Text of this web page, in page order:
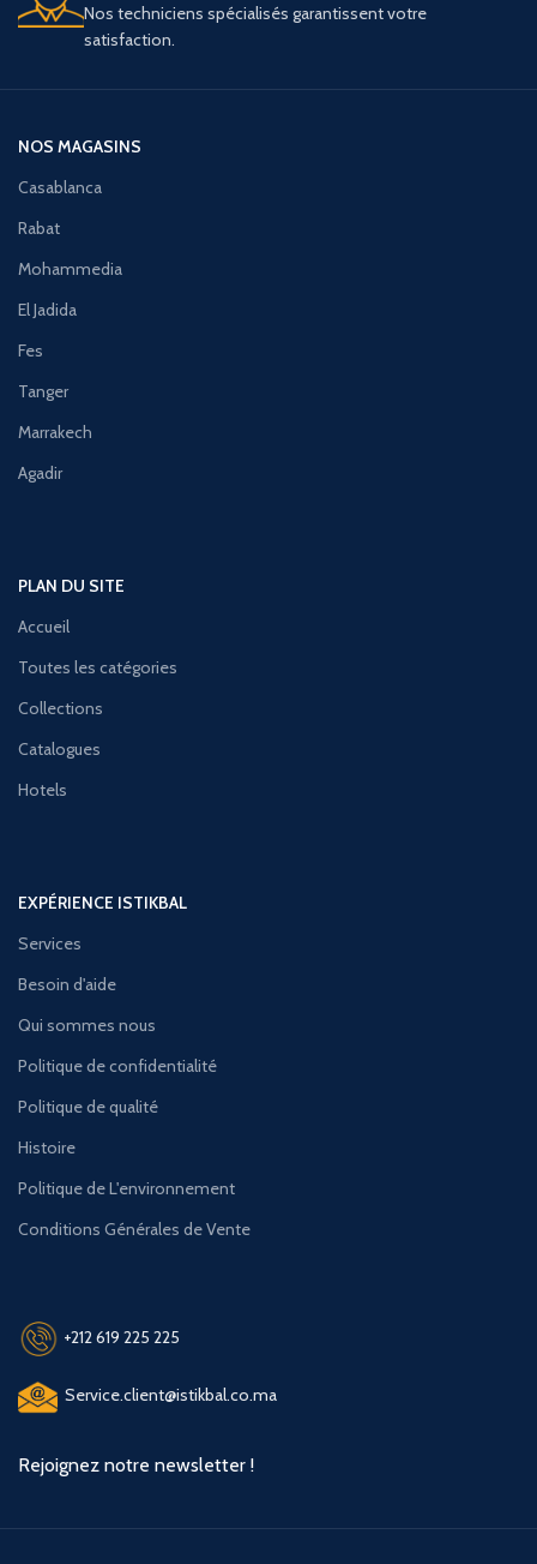
Nos techniciens spécialisés garantissent votre
satisfaction.
NOS MAGASINS
Casablanca
Rabat
Mohammedia
El Jadida
Fes
Tanger
Marrakech
Agadir
PLAN DU SITE
Accueil
Toutes les catégories
Collections
Catalogues
Hotels
EXPÉRIENCE ISTIKBAL
Services
Besoin d'aide
Qui sommes nous
Politique de confidentialité
Politique de qualité
Histoire
Politique de L'environnement
Conditions Générales de Vente
+212 619 225 225
Service.client@istikbal.co.ma
Rejoignez notre newsletter !